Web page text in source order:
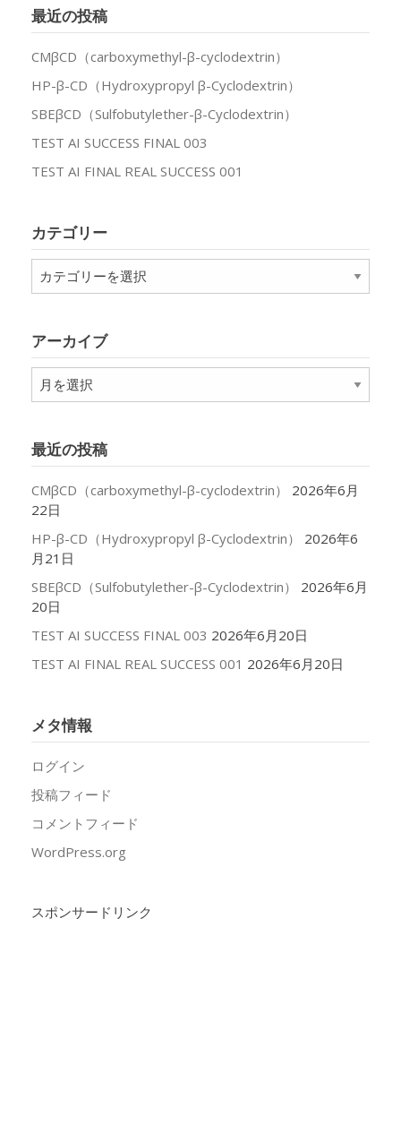
最近の投稿
CMβCD（carboxymethyl-β-cyclodextrin）
HP-β-CD（Hydroxypropyl β-Cyclodextrin）
SBEβCD（Sulfobutylether-β-Cyclodextrin）
TEST AI SUCCESS FINAL 003
TEST AI FINAL REAL SUCCESS 001
カテゴリー
テ
ー
アーカイブ
ア
ー
ブ
最近の投稿
CMβCD（carboxymethyl-β-cyclodextrin）
2026年6月
22日
HP-β-CD（Hydroxypropyl β-Cyclodextrin）
2026年6
月21日
SBEβCD（Sulfobutylether-β-Cyclodextrin）
2026年6月
20日
TEST AI SUCCESS FINAL 003 2026年6月20日
TEST AI FINAL REAL SUCCESS 001 2026年6月20日
メタ情報
ログイン
投稿フィード
コメントフィード
WordPress.org
スポンサードリンク